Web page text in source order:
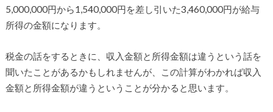
5,000,000円から1,540,000円を差し引いた3,460,000円が給与
所得の金額になります。
税金の話をするときに、収入金額と所得金額は違うという話を
聞いたことがあるかもしれませんが、この計算がわかれば収入
金額と所得金額が違うということが分かると思います。